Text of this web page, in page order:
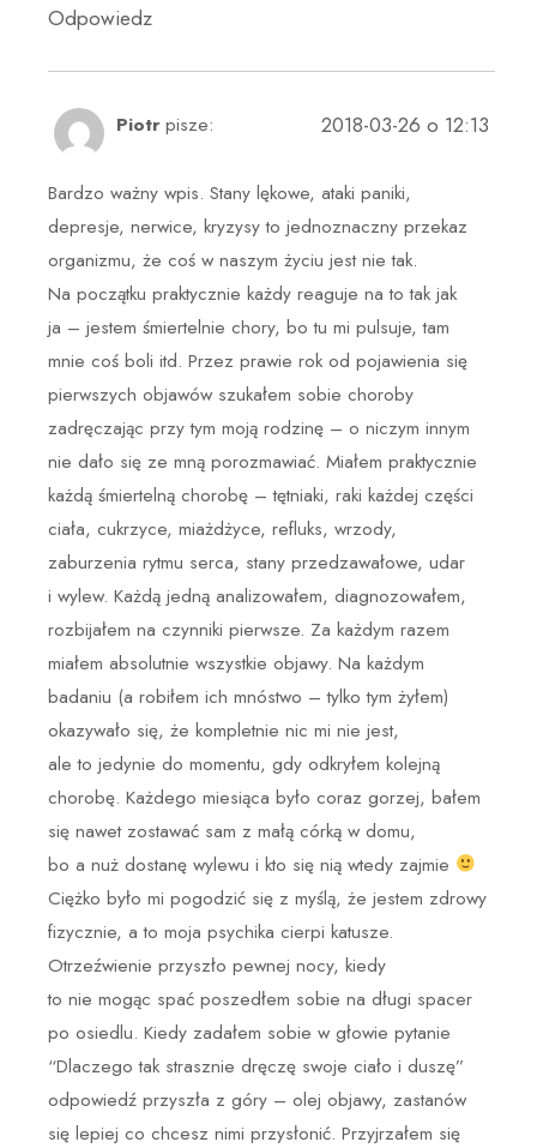
Odpowiedz
Piotr pisze: 2018-03-26 o 12:13
Bardzo ważny wpis. Stany lękowe, ataki paniki,
depresje, nerwice, kryzysy to jednoznaczny przekaz
organizmu, że coś w naszym życiu jest nie tak.
Na początku praktycznie każdy reaguje na to tak jak
ja – jestem śmiertelnie chory, bo tu mi pulsuje, tam
mnie coś boli itd. Przez prawie rok od pojawienia się
pierwszych objawów szukałem sobie choroby
zadręczając przy tym moją rodzinę – o niczym innym
nie dało się ze mną porozmawiać. Miałem praktycznie
każdą śmiertelną chorobę – tętniaki, raki każdej części
ciała, cukrzyce, miażdżyce, refluks, wrzody,
zaburzenia rytmu serca, stany przedzawałowe, udar
i wylew. Każdą jedną analizowałem, diagnozowałem,
rozbijałem na czynniki pierwsze. Za każdym razem
miałem absolutnie wszystkie objawy. Na każdym
badaniu (a robiłem ich mnóstwo – tylko tym żyłem)
okazywało się, że kompletnie nic mi nie jest,
ale to jedynie do momentu, gdy odkryłem kolejną
chorobę. Każdego miesiąca było coraz gorzej, bałem
się nawet zostawać sam z małą córką w domu,
bo a nuż dostanę wylewu i kto się nią wtedy zajmie
Ciężko było mi pogodzić się z myślą, że jestem zdrowy
fizycznie, a to moja psychika cierpi katusze.
Otrzeźwienie przyszło pewnej nocy, kiedy
to nie mogąc spać poszedłem sobie na długi spacer
po osiedlu. Kiedy zadałem sobie w głowie pytanie
“Dlaczego tak strasznie dręczę swoje ciało i duszę”
odpowiedź przyszła z góry – olej objawy, zastanów
się lepiej co chcesz nimi przysłonić. Przyjrzałem się